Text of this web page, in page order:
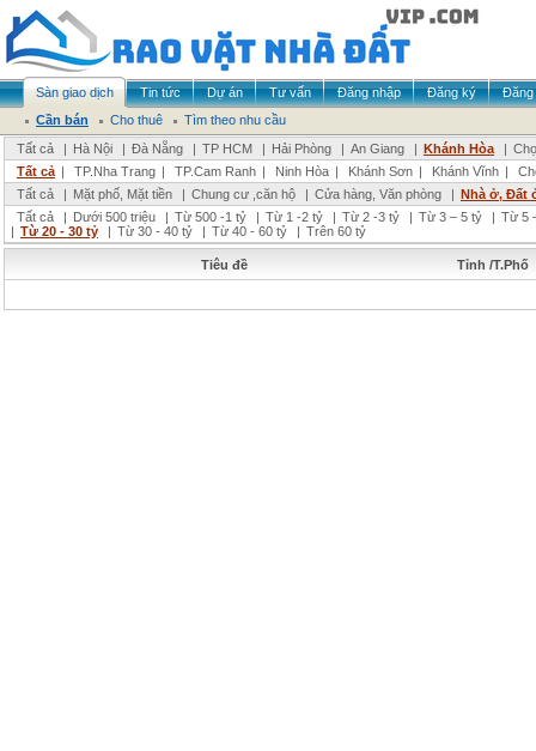
Sàn giao dịch Tin tức Dự án Tư vấn Đăng nhập Đăng ký
Đăng
Cần bán
Cho thuê
Tìm theo nhu cầu
Tất cả
| Hà Nội | Đà Nẵng | TP HCM | Hải Phòng | An Giang | Khánh Hòa |
Tất cả | TP.Nha Trang | TP.Cam Ranh | Ninh Hòa | Khánh Sơn | Khánh Vĩnh |
Tất cả
| Mặt phố, Mặt tiền | Chung cư ,căn hộ | Cửa hàng, Văn phòng | Nhà ở, Đất
Tất cả
| Dưới 500 triệu | Từ 500 -1 tỷ | Từ 1 -2 tỷ | Từ 2 -3 tỷ | Từ 3 – 5 tỷ | Từ 5
| Từ 20 - 30 tỷ | Từ 30 - 40 tỷ | Từ 40 - 60 tỷ | Trên 60 tỷ
Tiêu đề Tỉnh /T.Phố